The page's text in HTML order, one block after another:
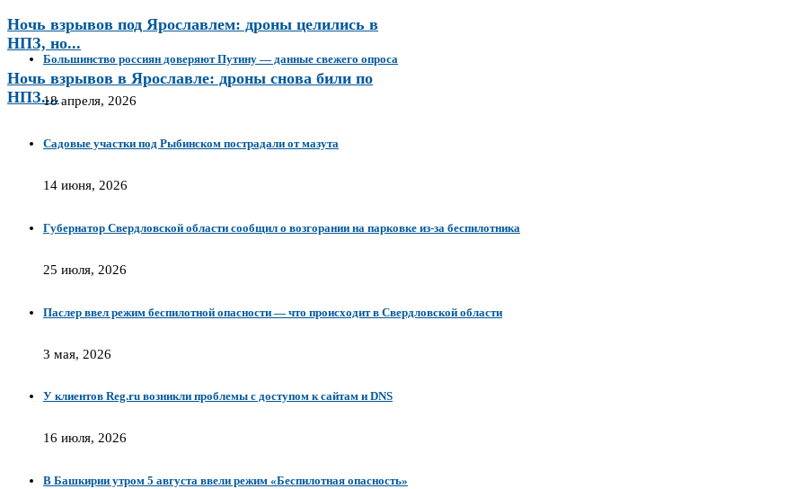
Ночь взрывов под Ярославлем: дроны целились в
НПЗ, но...
Ночь взрывов в Ярославле: дроны снова били по
НПЗ....
Большинство россиян доверяют Путину — данные свежего опроса
18 апреля, 2026
Садовые участки под Рыбинском пострадали от мазута
14 июня, 2026
Губернатор Свердловской области сообщил о возгорании на парковке из-за беспилотника
25 июля, 2026
Паслер ввел режим беспилотной опасности — что происходит в Свердловской области
3 мая, 2026
У клиентов Reg.ru возникли проблемы с доступом к сайтам и DNS
16 июля, 2026
В Башкирии утром 5 августа ввели режим «Беспилотная опасность»